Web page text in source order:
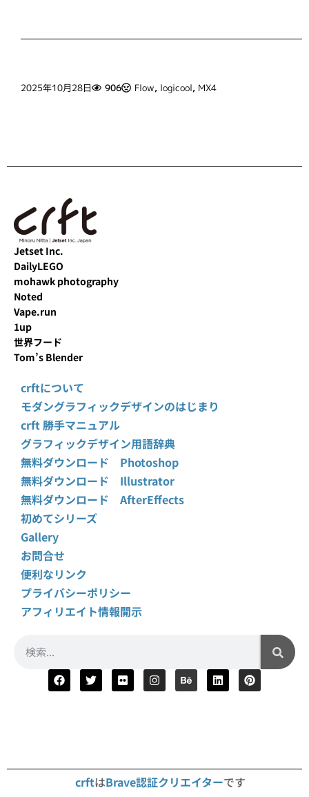
2025年10月28日 906 Flow, logicool, MX4
Jetset Inc.
DailyLEGO
mohawk photography
Noted
Vape.run
1up
世界フード
Tom’s Blender
crftについて
モダングラフィックデザインのはじまり
crft 勝手マニュアル
グラフィックデザイン用語辞典
無料ダウンロード Photoshop
無料ダウンロード Illustrator
無料ダウンロード AfterEffects
初めてシリーズ
Gallery
お問合せ
便利なリンク
プライバシーポリシー
アフィリエイト情報開示
crftはBrave認証クリエイターです